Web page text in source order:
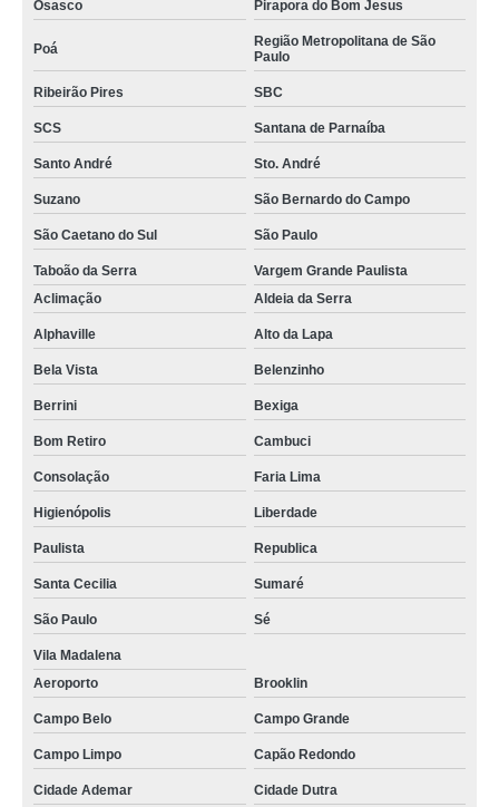
Osasco Pirapora do Bom Jesus
Poá
Região Metropolitana de São
Paulo
Ribeirão Pires SBC
SCS Santana de Parnaíba
Santo André Sto. André
Suzano São Bernardo do Campo
São Caetano do Sul São Paulo
Taboão da Serra
Vargem Grande Paulista
Aclimação
Aldeia da Serra
Alphaville Alto da Lapa
Bela Vista Belenzinho
Berrini Bexiga
Bom Retiro Cambuci
Consolação Faria Lima
Higienópolis Liberdade
Paulista Republica
Santa Cecilia Sumaré
São Paulo Sé
Vila Madalena
Aeroporto
Brooklin
Campo Belo Campo Grande
Campo Limpo Capão Redondo
Cidade Ademar Cidade Dutra